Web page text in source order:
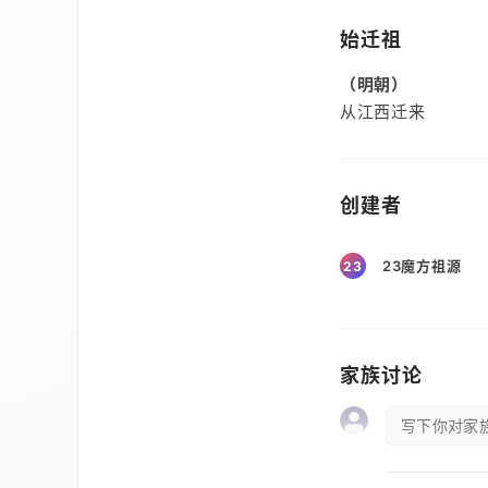
始迁祖
（明朝）
从江西迁来
创建者
23 23魔方祖源
家族讨论
写下你对家